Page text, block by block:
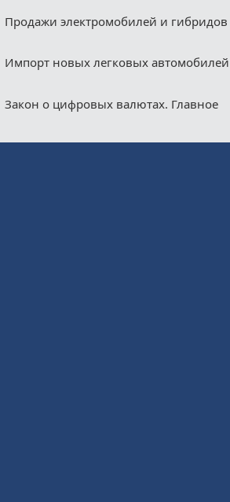
Продажи электромобилей и
Импорт новых легковых
Закон о цифровых валютах. Главное